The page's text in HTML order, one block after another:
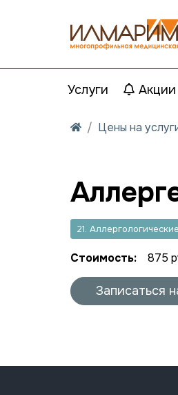
Услуги Акции
Цены на
21.
Стоимость: 875
Записаться